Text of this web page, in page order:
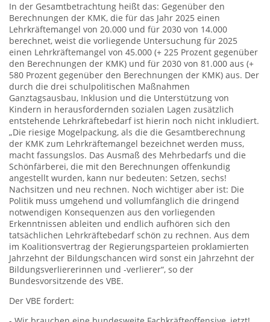
In der Gesamtbetrachtung heißt das: Gegenüber den
Berechnungen der KMK, die für das Jahr 2025 einen
Lehrkräftemangel von 20.000 und für 2030 von 14.000
berechnet, weist die vorliegende Untersuchung für 2025
einen Lehrkräftemangel von 45.000 (+ 225 Prozent gegenüber
den Berechnungen der KMK) und für 2030 von 81.000 aus (+
580 Prozent gegenüber den Berechnungen der KMK) aus. Der
durch die drei schulpolitischen Maßnahmen
Ganztagsausbau, Inklusion und die Unterstützung von
Kindern in herausfordernden sozialen Lagen zusätzlich
entstehende Lehrkräftebedarf ist hierin noch nicht inkludiert.
„Die riesige Mogelpackung, als die die Gesamtberechnung
der KMK zum Lehrkräftemangel bezeichnet werden muss,
macht fassungslos. Das Ausmaß des Mehrbedarfs und die
Schönfärberei, die mit den Berechnungen offenkundig
angestellt wurden, kann nur bedeuten: Setzen, sechs!
Nachsitzen und neu rechnen. Noch wichtiger aber ist: Die
Politik muss umgehend und vollumfänglich die dringend
notwendigen Konsequenzen aus den vorliegenden
Erkenntnissen ableiten und endlich aufhören sich den
tatsächlichen Lehrkräftebedarf schön zu rechnen. Aus dem
im Koalitionsvertrag der Regierungsparteien proklamierten
Jahrzehnt der Bildungschancen wird sonst ein Jahrzehnt der
Bildungsverliererinnen und -verlierer“, so der
Bundesvorsitzende des VBE.
Der VBE fordert: